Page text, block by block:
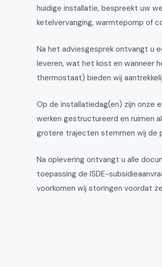
huidige installatie, bespreekt uw
ketelvervanging, warmtepomp of
Na het adviesgesprek ontvangt u
leveren, wat het kost en wanneer
thermostaat) bieden wij
Op de installatiedag(en) zijn onze
werken gestructureerd en ruimen
grotere trajecten stemmen wij de
Na oplevering ontvangt u alle
toepassing de ISDE-
voorkomen wij storingen voordat